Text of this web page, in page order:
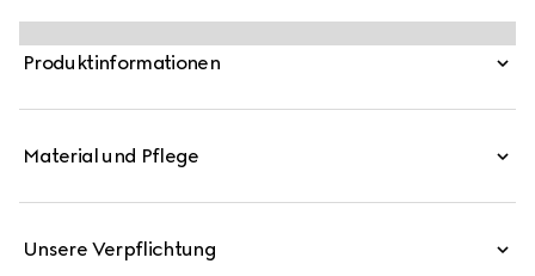
sich durch den neuen GG Monogramm-Stoff in Beige
und Dunkelbraun aus. Das Modell ist mit mehreren
Fächern sowie einem praktischen Druckknopfverschluss
Produktinformationen
Material und Pflege
Unsere Verpflichtung